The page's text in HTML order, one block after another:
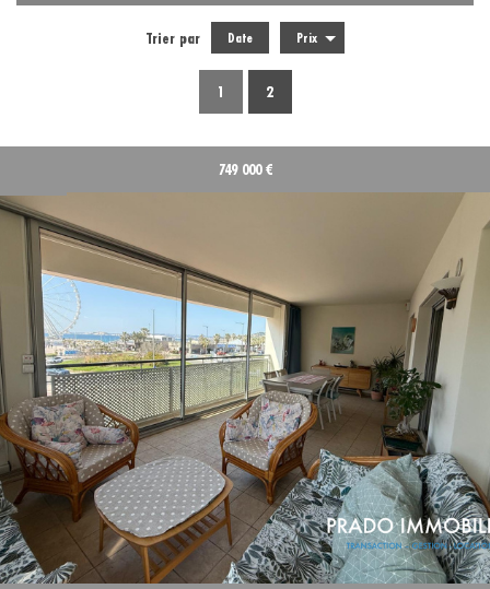
25KM
Critères supplémentaires
Piscine Parking Terrasse
Trier par Date Prix
1 2
749 000 €